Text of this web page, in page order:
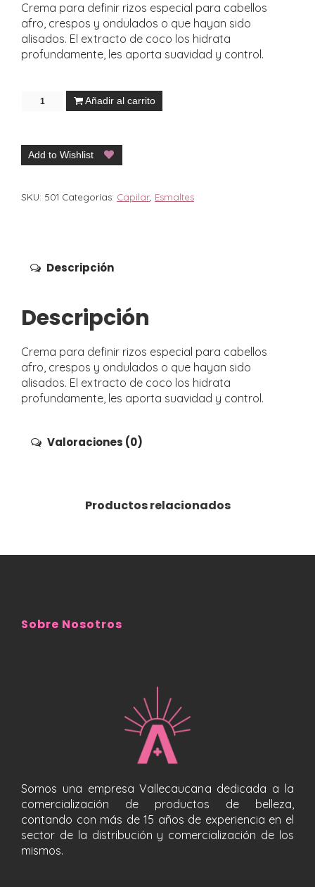
Crema para definir rizos especial para cabellos
afro, crespos y ondulados o que hayan sido
alisados. El extracto de coco los hidrata
profundamente, les aporta suavidad y control.
Añadir al carrito
Add to Wishlist
SKU: 501 Categorías: Capilar Esmaltes
Descripción
Descripción
Crema para definir rizos especial para cabellos
afro, crespos y ondulados o que hayan sido
alisados. El extracto de coco los hidrata
profundamente, les aporta suavidad y control.
Valoraciones (0)
Productos relacionados
Sobre Nosotros
Somos una empresa Vallecaucana dedicada a la
comercialización de productos de belleza,
contando con más de 15 años de experiencia en el
sector de la distribución y comercialización de los
mismos.